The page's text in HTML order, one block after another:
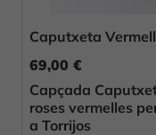
Caputxeta
69,00 €
Capçada
roses vermelles
a Torrijos